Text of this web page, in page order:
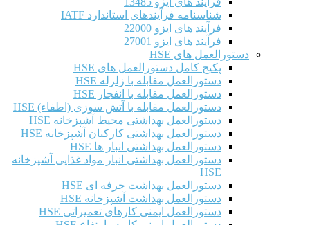
شناسنامه فرآیندهای استاندارد IATF
فرآیند های ایزو 22000
فرآیند های ایزو 27001
دستورالعمل های HSE
پکیج کامل دستورالعمل های HSE
دستورالعمل مقابله با زلزله HSE
دستورالعمل مقابله با انفجار HSE
دستورالعمل مقابله با آتش سوزی (اطفاء) HSE
دستورالعمل بهداشتی محیط آشپزخانه HSE
دستورالعمل بهداشتی کارکنان آشپزخانه HSE
دستورالعمل بهداشتی انبار ها HSE
دستورالعمل بهداشتی انبار مواد غذایی آشپزخانه
HSE
دستورالعمل بهداشت حرفه ای HSE
دستورالعمل بهداشت آشپزخانه HSE
دستورالعمل ایمنی کارهای تعمیراتی HSE